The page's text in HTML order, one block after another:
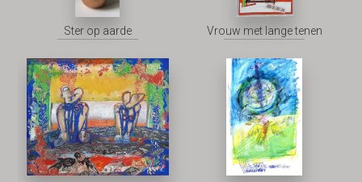
Ster op aarde Vrouw met lange tenen